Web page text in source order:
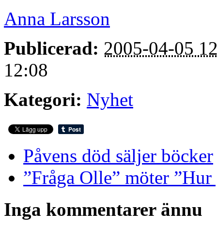
Anna Larsson
Publicerad: 2005-04-05
12:08
Kategori: Nyhet
Påvens död säljer böcker
”Fråga Olle” möter
Inga kommentarer ännu